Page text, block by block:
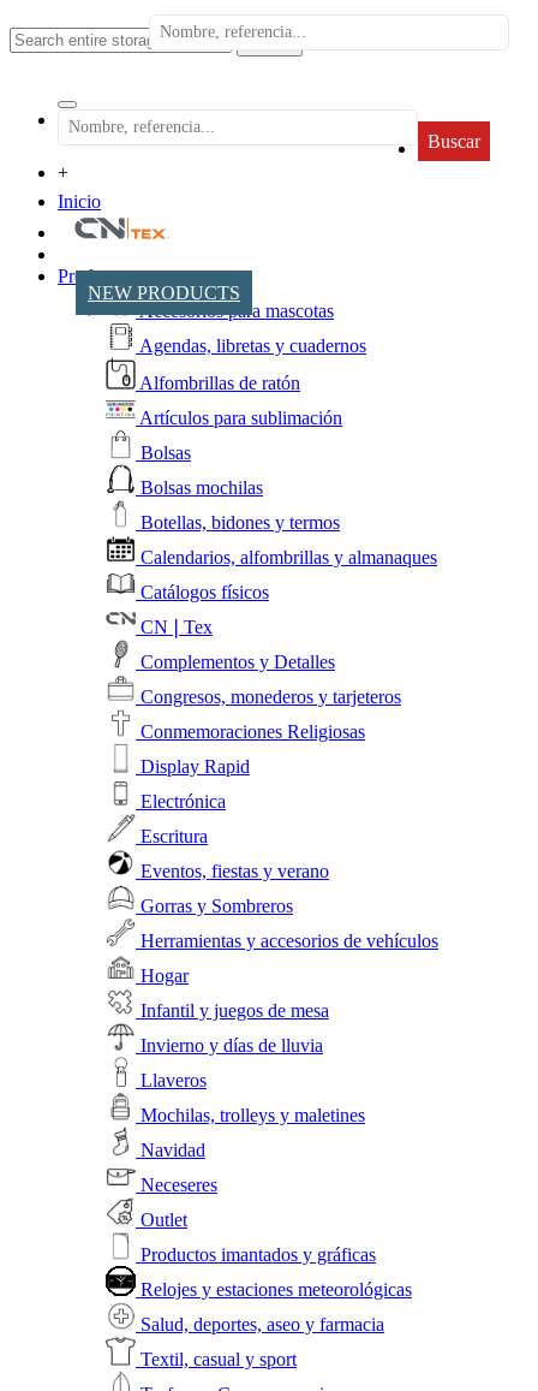
search
Buscar
+
Inicio
NEW PRODUCTS
Productos
Accesorios para mascotas
Agendas, libretas y cuadernos
Alfombrillas de ratón
Artículos para sublimación
Bolsas
Bolsas mochilas
Botellas, bidones y termos
Calendarios, alfombrillas y almanaques
Catálogos físicos
CN❘Tex
Complementos y Detalles
Congresos, monederos y tarjeteros
Conmemoraciones Religiosas
Display Rapid
Electrónica
Escritura
Eventos, fiestas y verano
Gorras y Sombreros
Herramientas y accesorios de vehículos
Hogar
Infantil y juegos de mesa
Invierno y días de lluvia
Llaveros
Mochilas, trolleys y maletines
Navidad
Neceseres
Outlet
Productos imantados y gráficas
Relojes y estaciones meteorológicas
Salud, deportes, aseo y farmacia
Textil, casual y sport